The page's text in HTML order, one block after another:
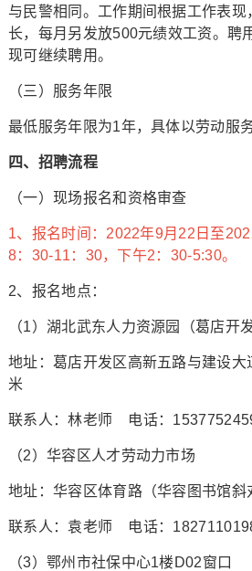
与民警相同。工作期间根据工作表
长，每月另发放500元绩效工资。聘
现可继续聘用。
（三）服务年限
最低服务年限为1年，具体以劳动服
四、招聘流程
（一）现场报名和资格审查
1、报名时间：2022年9月22日至
8：30-11：30，下午2：30-5:30。
2、报名地点：
（1）湖北武东人力资源园（葛店开
地址：葛店开发区高新五路与建设
米
联系人：林老师 电话：
（2）华容区人才劳动力市场
地址：华容区体育路（华容图书馆斜
联系人：袁老师 电话：
（3）鄂州市社保中心1楼D02窗口